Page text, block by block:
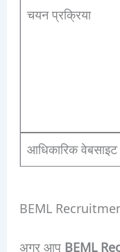
चयन प्रक्रिया
आधिकारिक वेबसाइट
BEML
अगर आप BEML